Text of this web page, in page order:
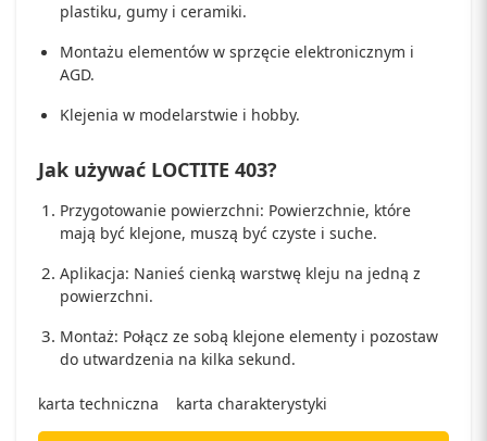
plastiku, gumy i ceramiki.
Montażu elementów w sprzęcie elektronicznym i
AGD.
Klejenia w modelarstwie i hobby.
Jak używać LOCTITE 403?
Przygotowanie powierzchni: Powierzchnie, które
mają być klejone, muszą być czyste i suche.
Aplikacja: Nanieś cienką warstwę kleju na jedną z
powierzchni.
Montaż: Połącz ze sobą klejone elementy i pozostaw
do utwardzenia na kilka sekund.
karta techniczna karta charakterystyki